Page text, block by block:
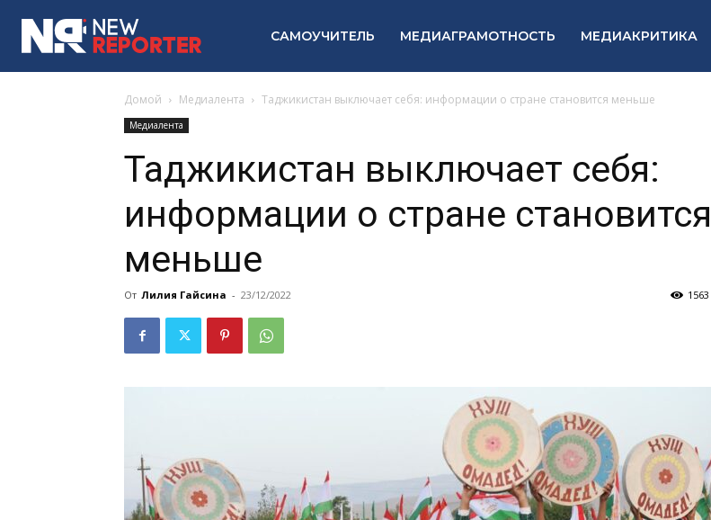
САМОУЧИТЕЛЬ МЕДИАГРАМОТНОСТЬ МЕДИАКРИТИКА
Домой Медиалента Таджикистан выключает себя: информации о стране становится меньше
Медиалента
Таджикистан выключает себя:
информации о стране становится
меньше
От Лилия Гайсина - 23/12/2022 1563